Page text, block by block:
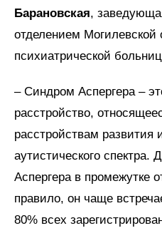
Барановская,
отделением Могилевской
психиатрической
– Синдром Аспергера –
расстройство,
расстройствам развития
аутистического спектра.
Аспергера в промежутке
правило, он чаще
80% всех